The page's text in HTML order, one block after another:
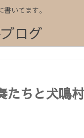
いてます。
ログ
たちと犬鳴